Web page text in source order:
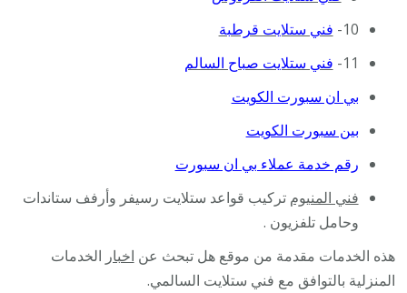
10- فني ستلايت قرطبة
11- فني ستلايت صباح السالم
بي ان سبورت الكويت
بين سبورت الكويت
رقم خدمة عملاء بي ان سبورت
فني المنيوم تركيب قواعد ستلايت رسيفر وأرفف ستاندات
وحامل تلفزيون .
هذه الخدمات مقدمة من موقع هل تبحث عن اخبار الخدمات
المنزلية بالتوافق مع فني ستلايت السالمي.